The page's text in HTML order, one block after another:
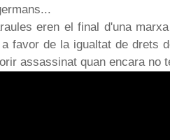
eren el final d'una
favor de la igualtat de drets
assassinat quan encara no